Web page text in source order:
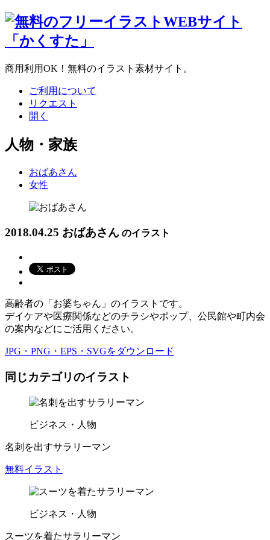
商用利用OK！無料のイラスト素材サイト。
ご利用について
リクエスト
開く
人物・家族
おばあさん
女性
2018.04.25 おばあさん のイラスト
高齢者の「お婆ちゃん」のイラストです。
デイケアや医療関係などのチラシやポップ、公民館や町内会
の案内などにご活用ください。
JPG・PNG・EPS・SVGをダウンロード
同じカテゴリのイラスト
ビジネス・ 人物
名刺を出すサラリーマン
無料イラスト
ビジネス・ 人物
スーツを着たサラリーマン